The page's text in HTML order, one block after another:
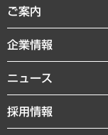
デジタルイノベーション
共生・ダイバーシティ
GRC（ガバナンス・リス
経済・産業・雇用・労働
経済調査
レポート
コラム
経営用語集
受託・受注実績（官公庁
ご案内
セミナー・イベント情報
MUFGビジネスセミナー
受託案件情報
企業情報
私たちの想い
社長メッセージ
会社概要
ニュース
ニュースリリース
お知らせ
採用情報